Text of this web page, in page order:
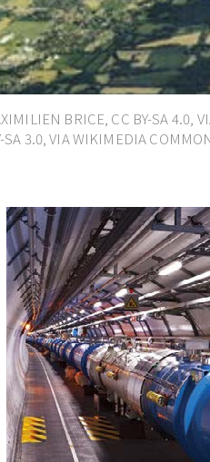
BRICE, CC BY-SA 4.0,
SA 3.0, VIA WIKIMEDIA